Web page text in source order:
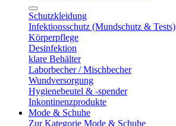
Schutzkleidung
Infektionsschutz (Mundschutz & Tests)
Körperpflege
Desinfektion
klare Behälter
Laborbecher / Mischbecher
Wundversorgung
Hygienebeutel & -spender
Inkontinenzprodukte
Mode & Schuhe
Zur Kategorie Mode & Schuhe